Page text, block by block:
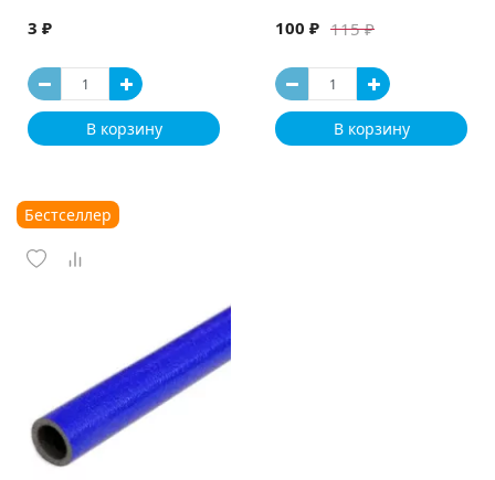
3 ₽
В корзину
115 ₽
100 ₽
В корзину
Бестселлер